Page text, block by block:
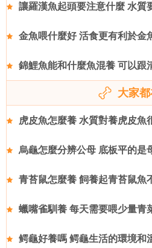
讓羅漢魚起頭要注意什麼 水質
金魚喂什麼好 活食更有利於金
錦鯉魚能和什麼魚混養 可以跟
大家
虎皮魚怎麼養 水質對養虎皮魚
烏龜怎麼分辨公母 底板平的是
青苔鼠怎麼養 飼養起青苔鼠魚
蠟嘴雀馴養 每天需要喂少量青
鳄龜好養嗎 鳄龜生活的環境和